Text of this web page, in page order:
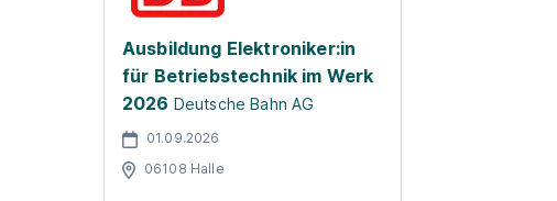
Ausbildung Elektroniker:in
für Betriebstechnik im Werk
2026 Deutsche Bahn AG
01.09.2026
06108 Halle